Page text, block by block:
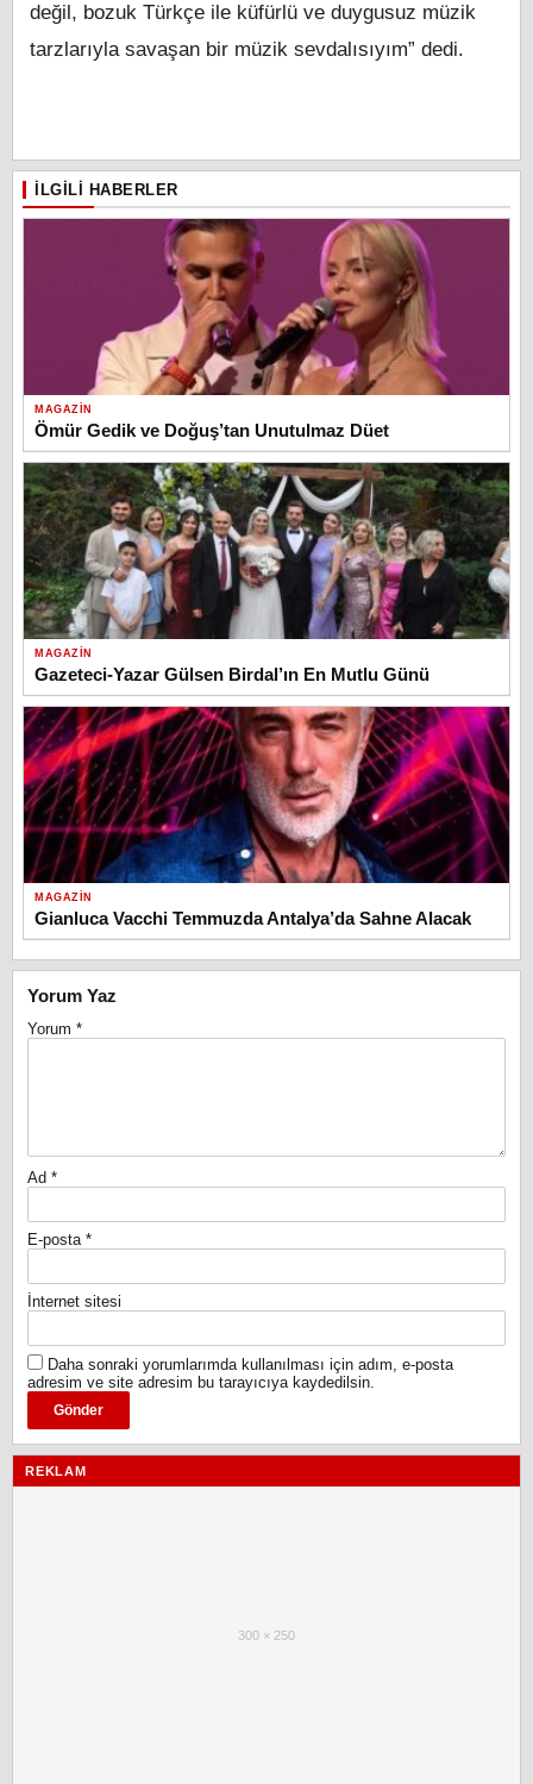
değil, bozuk Türkçe ile küfürlü ve duygusuz müzik
tarzlarıyla savaşan bir müzik sevdalısıyım” dedi.
İLGILI HABERLER
MAGAZIN
Ömür Gedik ve Doğuş’tan Unutulmaz Düet
MAGAZIN
Gazeteci-Yazar Gülsen Birdal’ın En Mutlu Günü
MAGAZIN
Gianluca Vacchi Temmuzda Antalya’da Sahne Alacak
Yorum Yaz
Yorum *
Ad *
E-posta *
İnternet sitesi
Daha sonraki yorumlarımda kullanılması için adım, e-posta
adresim ve site adresim bu tarayıcıya kaydedilsin.
REKLAM
300 × 250